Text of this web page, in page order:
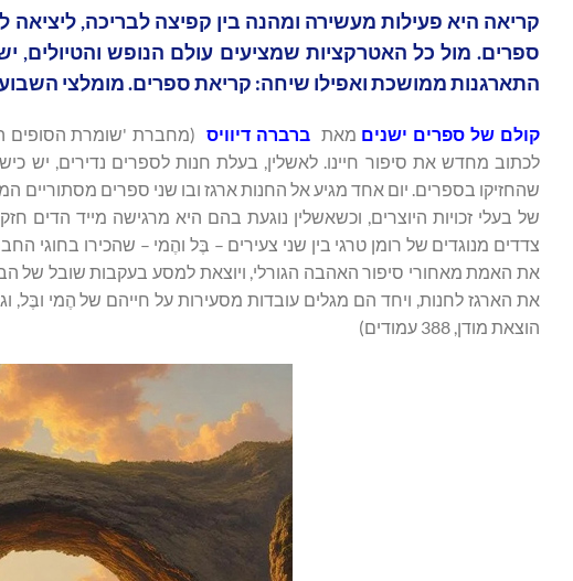
קריאה היא פעילות מעשירה ומהנה בין קפיצה לבריכה,
ספרים. מול כל האטרקציות שמציעים עולם הנופש
התארגנות ממושכת ואפילו שיחה: קריאת ספרים. מומלצי
קולם של ספרים ישנים מאת ברברה דיוויס (מחברת 'שומרת הסופים
לכתוב מחדש את סיפור חיינו. לאשלין, בעלת חנות לספרים נדירים, יש
שהחזיקו בספרים. יום אחד מגיע אל החנות ארגז ובו שני ספרים
של בעלי זכויות היוצרים, וכשאשלין נוגעת בהם היא מרגישה מייד הדים
צדדים מנוגדים של רומן טרגי בין שני צעירים – בֶּל והֶמי – שהכירו בחוגי
את האמת מאחורי סיפור האהבה הגורלי, ויוצאת למסע בעקבות שובל של
את הארגז לחנות, ויחד הם מגלים עובדות מסעירות על חייהם של הֶמי
הוצאת מודן, 388 עמודים)